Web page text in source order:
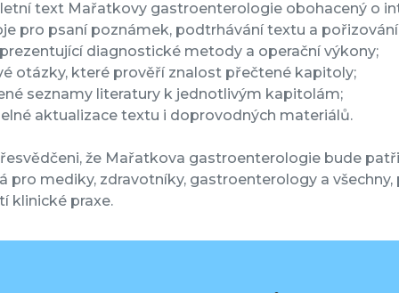
text Mařatkovy gastroenterologie obohacený o
pro psaní poznámek, podtrhávání textu a
diagnostické metody a operační výkony;
otázky, které prověří znalost přečtené kapitoly;
seznamy literatury k jednotlivým kapitolám;
aktualizace textu i doprovodných materiálů.
že Mařatkova gastroenterologie bude
pro mediky, zdravotníky, gastroenterology a
klinické praxe.